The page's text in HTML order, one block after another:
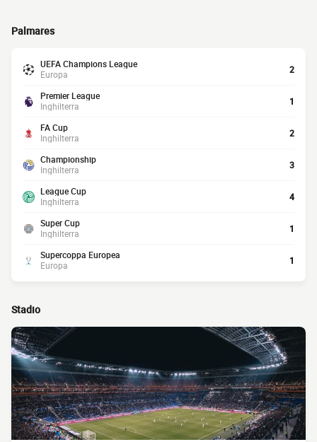
Palmares
UEFA Champions League
Europa
2
Premier League
Inghilterra
1
FA Cup
Inghilterra
2
Championship
Inghilterra
3
League Cup
Inghilterra
4
Super Cup
Inghilterra
1
Supercoppa Europea
Europa
1
Stadio